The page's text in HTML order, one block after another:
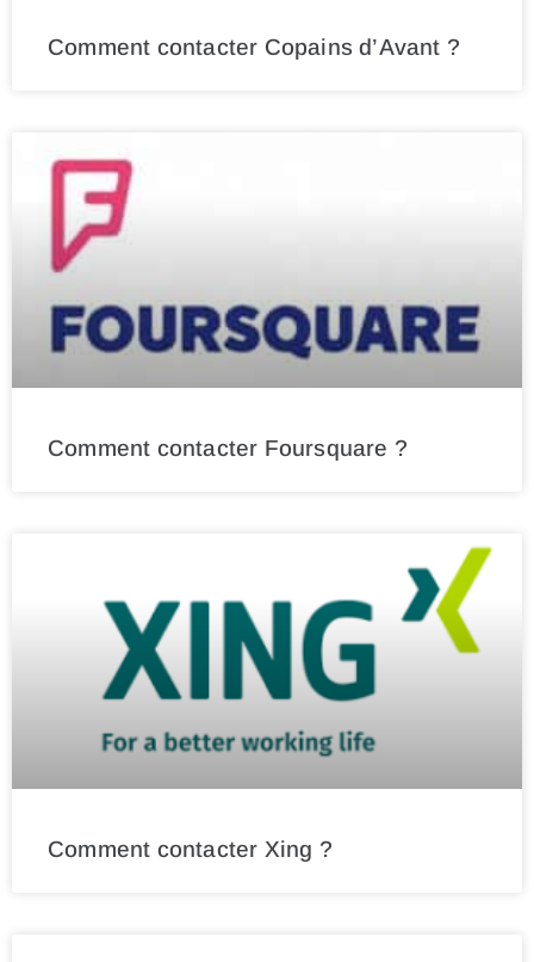
Comment contacter Copains d’Avant ?
Comment contacter Foursquare ?
Comment contacter Xing ?